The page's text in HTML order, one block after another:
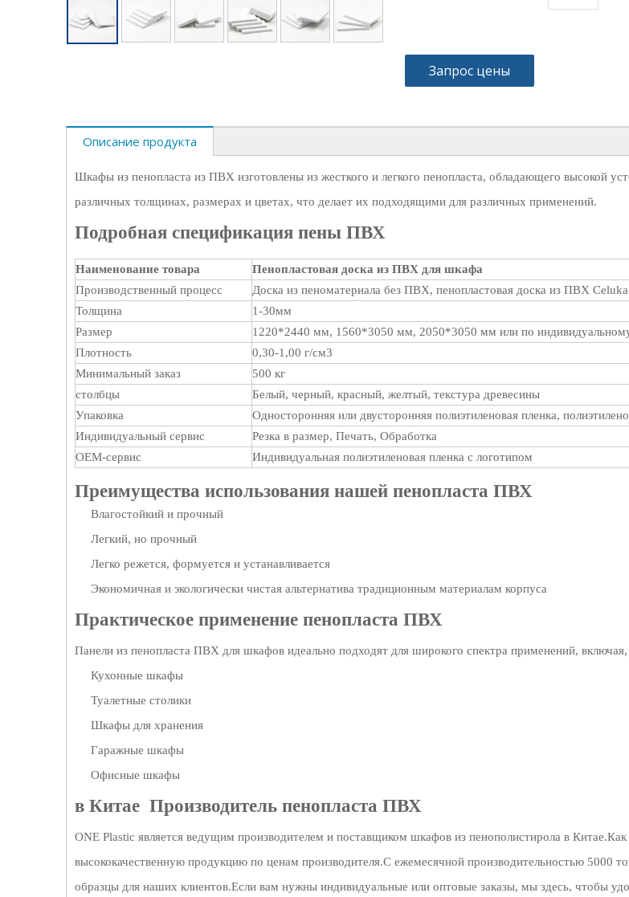
Запрос цены
Описание продукта
Шкафы из пенопласта из ПВХ изготовлены из жесткого и легкого пенопласта, обладающего высокой
различных толщинах, размерах и цветах, что делает их подходящими для различных применений.
Подробная спецификация пены ПВХ
Наименование товара
Пенопластовая доска из ПВХ для шкафа
Производственный процесс
Доска из пеноматериала без ПВХ, пенопластовая доска из ПВХ Celuka
Толщина
1-30мм
Размер
1220*2440 мм, 1560*3050 мм, 2050*3050 мм или по индивидуальному
Плотность
0,30-1,00 г/см3
Минимальный заказ
500 кг
столбцы
Белый, черный, красный, желтый, текстура древесины
Упаковка
Односторонняя или двусторонняя полиэтиленовая пленка,
Индивидуальный сервис
Резка в размер, Печать, Обработка
OEM-сервис
Индивидуальная полиэтиленовая пленка с логотипом
Преимущества использования нашей пенопласта ПВХ
Влагостойкий и прочный
Легкий, но прочный
Легко режется, формуется и устанавливается
Экономичная и экологически чистая альтернатива традиционным материалам корпуса
Практическое применение пенопласта ПВХ
Панели из пенопласта ПВХ для шкафов идеально подходят для широкого спектра применений,
Кухонные шкафы
Туалетные столики
Шкафы для хранения
Гаражные шкафы
Офисные шкафы
в Китае Производитель пенопласта ПВХ
ONE Plastic является ведущим производителем и поставщиком шкафов из пенополистирола в
высококачественную продукцию по ценам производителя.С ежемесячной производительностью 5000
образцы для наших клиентов.Если вам нужны индивидуальные или оптовые заказы, мы здесь, чтобы